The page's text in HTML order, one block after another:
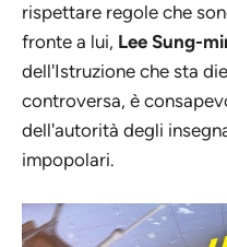
rispettare regole che
fronte a lui, Lee Sung-
dell'Istruzione che sta
controversa, è
dell'autorità degli
impopolari.